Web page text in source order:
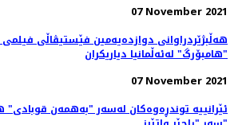
07 November 2021
هه‌ڵبژێردراوانی دوازدەیەمین فێستیڤاڵی
"هامبۆرگ" لەئەڵمانیا دیاریکران
07 November 2021
ئێرانییە توندڕەوەکان لەسەر "بەهمەن